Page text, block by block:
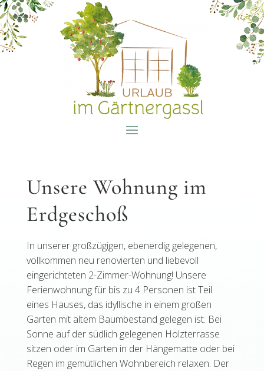
Unsere Wohnung im
Erdgeschoß
In unserer großzügigen, ebenerdig gelegenen,
vollkommen neu renovierten und liebevoll
eingerichteten 2-Zimmer-Wohnung! Unsere
Ferienwohnung für bis zu 4 Personen ist Teil
eines Hauses, das idyllische in einem großen
Garten mit altem Baumbestand gelegen ist. Bei
Sonne auf der südlich gelegenen Holzterrasse
sitzen oder im Garten in der Hängematte oder bei
Regen im gemütlichen Wohnbereich relaxen. Der